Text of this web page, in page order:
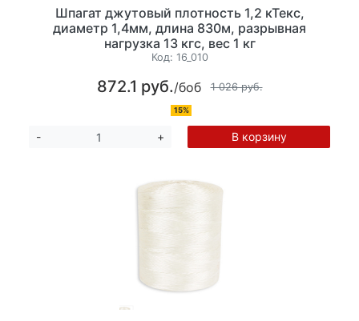
Шпагат джутовый плотность 1,2 кТекс,
диаметр 1,4мм, длина 830м, разрывная
нагрузка 13 кгс, вес 1 кг
Код: 16_010
872.1 руб./боб 1 026 руб.
15%
- + В корзину